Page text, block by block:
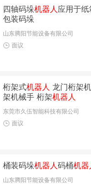
四轴码垛机器人 应用于
包装码垛
山东腾阳节能设备有限公司
面议
桁架式机器人 龙门桁架
架机械手 桁架机器人
东莞市久伍智能科技有限公司
面议
桶装码垛机器人码桶机器
山东腾阳节能设备有限公司